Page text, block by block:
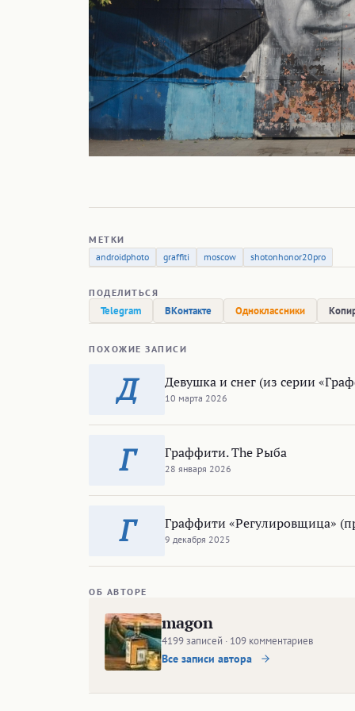
МЕТКИ
androidphoto
graffiti moscow shotonhonor20pro
ПОДЕЛИТЬСЯ
Telegram ВКонтакте Одноклассники
ПОХОЖИЕ ЗАПИСИ
Д Девушка и снег (из серии
10 марта 2026
Г Граффити. The Рыба
28 января 2026
Г Граффити «Регулировщица»
9 декабря 2025
ОБ АВТОРЕ
magon
4199 записей · 109 комментариев
Все записи автора